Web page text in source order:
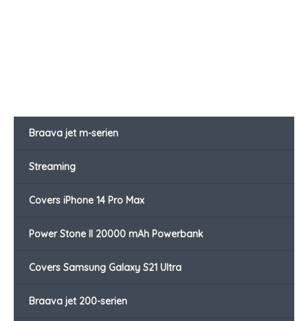
Braava jet m-serien
Streaming
Covers iPhone 14 Pro Max
Power Stone II 20000 mAh Powerbank
Covers Samsung Galaxy S21 Ultra
Braava jet 200-serien